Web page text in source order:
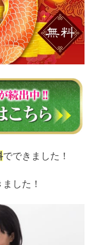
でできました！
した！